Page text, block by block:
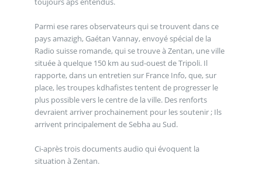
Parmi ese rares observateurs qui se trouvent dans ce
pays amazigh, Gaétan Vannay, envoyé spécial de la
Radio suisse romande, qui se trouve à Zentan, une ville
située à quelque 150 km au sud-ouest de Tripoli. Il
rapporte, dans un entretien sur France Info, que, sur
place, les troupes kdhafistes tentent de progresser le
plus possible vers le centre de la ville. Des renforts
devraient arriver prochainement pour les soutenir ; Ils
arrivent principalement de Sebha au Sud.
Ci-après trois documents audio qui évoquent la
situation à Zentan.